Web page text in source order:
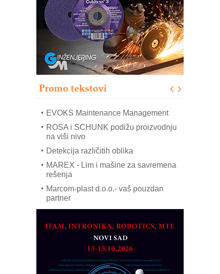
Promo tekstovi
Bezbednost na prvom mestu!
IB BLUMENAUER - više od 40 godina
poverenja u industriji
RMQ-TITAN ADVANCED INDICATOR
– Pametna signalizacija za efikasnije
upravljanje mašinama
Sigurnije ispitivanje transformatora u
solarnim elektranama i vetroparkovima
EVOKS Maintenance Management
ROSA i SCHUNK podižu proizvodnju
na viši nivo
Detekcija različitih oblika
MAREX - Lim i mašine za savremena
rešenja
Marcom-plast d.o.o.- vaš pouzdan
partner
obradu!
Razvoj asortimanskog pravca MINI-
PLC AKYTEC
AUKOM: Svetski standard metrologije
dostupan u Srbiji